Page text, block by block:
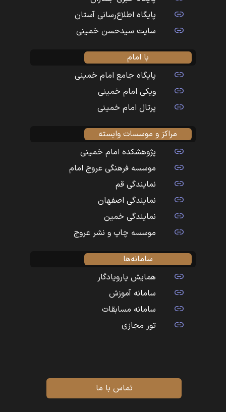
پایگاه اطلاع‌رسانی آستان
سایت سیدحسن خمینی
با امام
پایگاه جامع امام خمینی
ویکی امام خمینی
پرتال امام خمینی
مراکز و موسسات وابسته
پژوهشکده امام خمینی
موسسه فرهنگی عروج امام
نمایندگی قم
نمایندگی اصفهان
نمایندگی خمین
موسسه چاپ و نشر عروج
سامانه‌ها
همایش یارویادگار
سامانه آموزش
سامانه مسابقات
تور مجازی
تماس با ما